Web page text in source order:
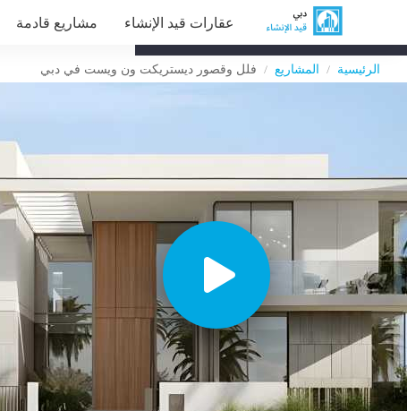
الرئيسية / المشاريع / فلل وقصور ديستريكت ون ويست في دبي
مشاريع قادمة عقارات قيد الإنشاء